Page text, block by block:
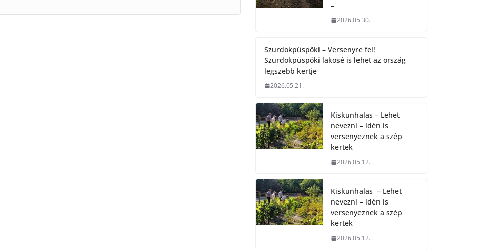
–
2026.05.30.
Szurdokpüspöki – Versenyre fel!
Szurdokpüspöki lakosé is lehet az ország
legszebb kertje
2026.05.21.
Kiskunhalas – Lehet
nevezni – idén is
versenyeznek a szép
kertek
2026.05.12.
Kiskunhalas – Lehet
nevezni – idén is
versenyeznek a szép
kertek
2026.05.12.